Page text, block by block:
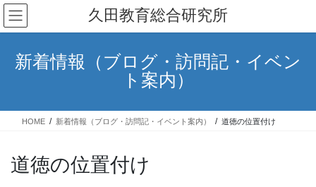
コ
ン
テ
キ
ナ
ビ
ゲ
に
久田教育総合研究所
新着情報（ブログ・訪問記・イベン
ト案内）
HOME 新着情報（ブログ・訪問記・イベント案内） 道徳の位置付け
道徳の位置付け